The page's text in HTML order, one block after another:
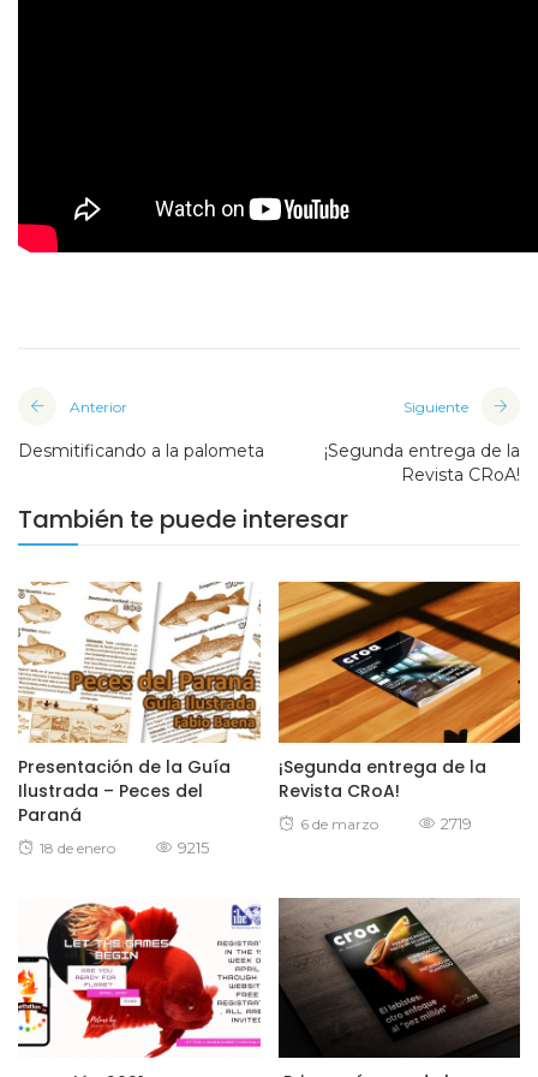
Anterior
Desmitificando a la palometa
Siguiente
¡Segunda entrega de la
Revista CRoA!
También te puede interesar
Presentación de la Guía
Ilustrada – Peces del
Paraná
Posted
18 de enero 9215
¡Segunda entrega de la
Revista CRoA!
Posted
6 de marzo 2719